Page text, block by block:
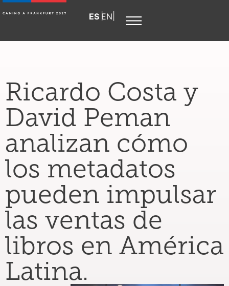
EspañolEnglish
Ricardo Costa y
David Peman
analizan cómo
los metadatos
pueden impulsar
las ventas de
libros en América
Latina.